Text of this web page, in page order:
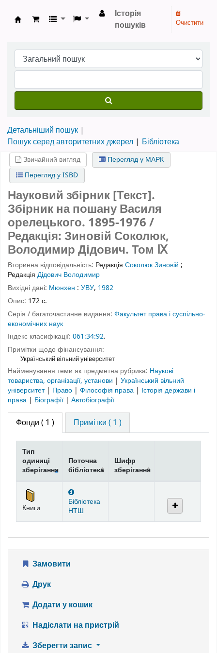
Бібліотека НТШ › Електронний каталог
Історія
пошуків
Очистити
Детальніший пошук
Пошук серед авторитетних джерел
Бібліотека
Звичайний вигляд
Перегляд у МАРК
Перегляд у ISBD
Науковий збірник [Текст].
Збірник на пошану Василя
орелецького. 1895-1976 /
Редакція: Зиновій Соколюк,
Володимир Дідович.Том Ⅸ
Вторинна відповідальність: Редакція Соколюк Зиновій ;
Редакція Дідович Володимир
Вихідні дані: Мюнхен : УВУ, 1982
Опис: 172 с.
Серія / багаточастинне видання: Факультет права і суспільно-
економічних наук
Індекс класифікації: 061:34:92.
Примітки щодо фінансування:
Український вільний університет
Найменування теми як предметна рубрика: Наукові
товариства, організації, установи | Український вільний
університет | Право | Філософія права | Історія держави і
права | Біографії | Автобіографії
Фонди ( 1 ) Примітки ( 1 )
Фонди
Тип
одиниці
зберігання
Поточна
бібліотека
Шифр
зберігання
Книги
Бібліотека
НТШ
Замовити
Друк
Додати у кошик
Надіслати на пристрій
Зберегти запис